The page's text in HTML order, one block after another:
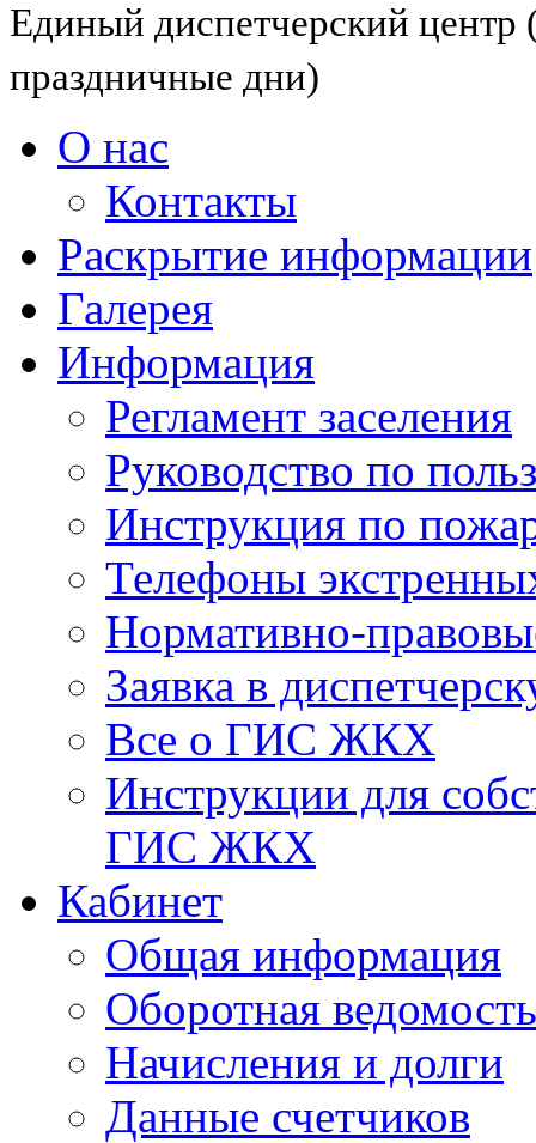
Единый диспетчерский центр
праздничные дни)
О нас
Контакты
Раскрытие информации
Галерея
Информация
Регламент заселения
Руководство по
Инструкция по
Телефоны
Нормативно-
Заявка в
Все о ГИС ЖКХ
Инструкции для
ГИС ЖКХ
Кабинет
Общая информация
Оборотная ведомость
Начисления и долги
Данные счетчиков